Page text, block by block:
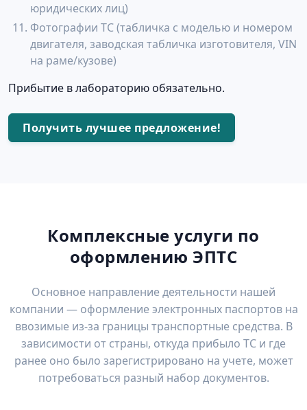
юридических лиц)
Фотографии ТС (табличка с моделью и номером
двигателя, заводская табличка изготовителя, VIN
на раме/кузове)
Прибытие в лабораторию обязательно.
Получить лучшее предложение!
Комплексные услуги по
оформлению ЭПТС
Основное направление деятельности нашей
компании — оформление электронных паспортов на
ввозимые из-за границы транспортные средства. В
зависимости от страны, откуда прибыло ТС и где
ранее оно было зарегистрировано на учете, может
потребоваться разный набор документов.